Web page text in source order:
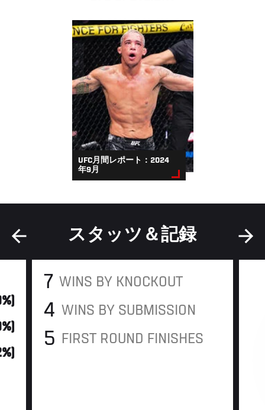
UFC月間レポート：2024
年9月
スタッツ＆記録
7 WINS BY KNOCKOUT
4 WINS BY SUBMISSION
5 FIRST ROUND FINISHES